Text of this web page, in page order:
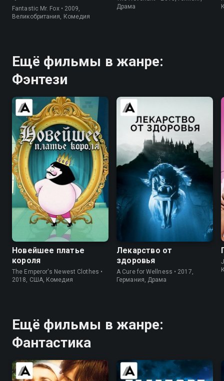
Fantastic Mr. Fox • 2009,
Великобритания, Комедия
Драма
Ещё фильмы в жанре:
Фэнтези
6.0 5.3
Новейшее платье
короля
The Emperor's Newest Clothes •
2018, США, Комедия
6.4 6.4
Лекарство от
здоровья
A Cure for Wellness • 2017,
Германия, Драма
Ещё фильмы в жанре:
Фантастика